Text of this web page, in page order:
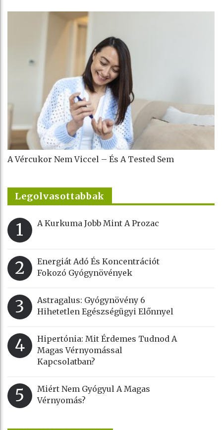
A Vércukor Nem Viccel – És A Tested Sem
Legolvasottabbak
1 A Kurkuma Jobb Mint A Prozac
2
Energiát Adó És Koncentrációt
Fokozó Gyógynövények
3
Astragalus: Gyógynövény 6
Hihetetlen Egészségügyi Előnnyel
4
Hipertónia: Mit Érdemes Tudnod A
Magas Vérnyomással
Kapcsolatban?
5
Miért Nem Gyógyul A Magas
Vérnyomás?